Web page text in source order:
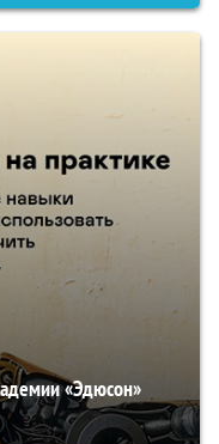
«Эдюсон»